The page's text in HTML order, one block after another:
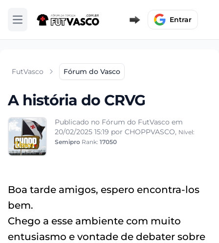
Abrir menu Entrar
FutVasco Fórum do Vasco
A história do CRVG
Publicado no Fórum do FutVasco em
20/02/2025 15:19 por CHOPPVASCO, Nível:
Semipro Rank: 17050
Boa tarde amigos, espero encontra-los
bem.
Chego a esse ambiente com muito
entusiasmo e vontade de debater sobre